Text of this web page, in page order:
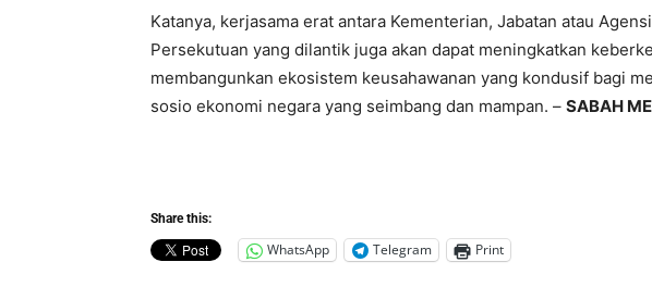
Katanya, kerjasama erat antara Kementerian, Jabatan atau
Persekutuan yang dilantik juga akan dapat meningkatkan
membangunkan ekosistem keusahawanan yang kondusif bagi
sosio ekonomi negara yang seimbang dan mampan. – SABAH
Share this:
WhatsApp Telegram Print